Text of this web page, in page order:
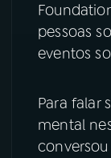
ACOMPANHE A
Instagram
pessoas
eventos
Para falar
mental